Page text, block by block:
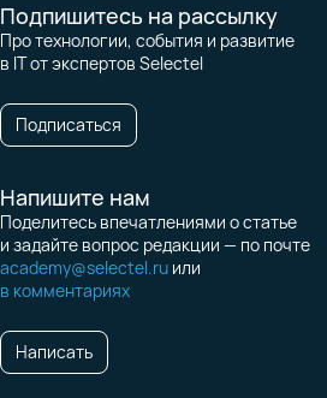
Подпишитесь на рассылку
Про технологии, события и развитие
в IT от экспертов Selectel
Подписаться
Напишите нам
Поделитесь впечатлениями о статье
и задайте вопрос редакции — по почте
academy@selectel.ru или
в комментариях
Написать